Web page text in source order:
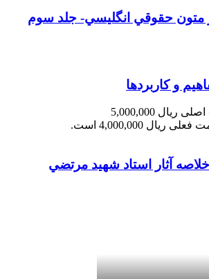
متون حقوقي انگليسي- جلد سوم
و کاربردها
قیمت اصلی ریال 5,000,000
ریال 4,000,000 است.
آثار استاد شهيد مرتضي